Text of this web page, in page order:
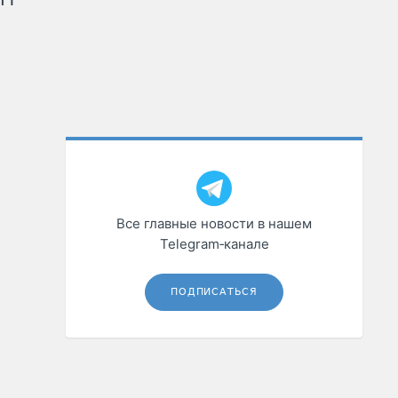
Все главные новости в нашем
Telegram‑канале
ПОДПИСАТЬСЯ